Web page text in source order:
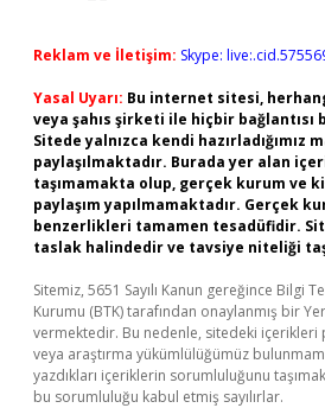
Reklam ve İletişim: Skype:
Yasal Uyarı: Bu internet sitesi,
veya şahıs şirketi ile hiçbir bağlantısı
Sitede yalnızca kendi hazırladığımız
paylaşılmaktadır. Burada yer alan
taşımamakta olup, gerçek kurum ve
paylaşım yapılmamaktadır. Gerçek
benzerlikleri tamamen tesadüfidir.
taslak halindedir ve tavsiye niteliği
Sitemiz, 5651 Sayılı Kanun gereğince Bilgi
Kurumu (BTK) tarafından onaylanmış bir
vermektedir. Bu nedenle, sitedeki
veya araştırma yükümlülüğümüz
yazdıkları içeriklerin sorumluluğunu
bu sorumluluğu kabul etmiş sayılırlar.